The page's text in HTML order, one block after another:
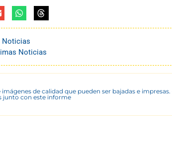
Noticias
Noticias
de calidad que pueden ser bajadas e
junto con este informe